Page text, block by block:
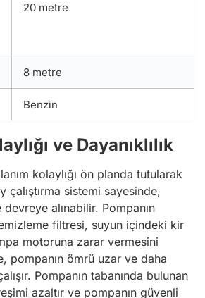
20 metre
8 metre
Benzin
ve Dayanıklılık
kolaylığı ön planda tutularak
çalıştırma sistemi sayesinde,
alınabilir. Pompanın
filtresi, suyun içindeki kir
motoruna zarar vermesini
pompanın ömrü uzar ve daha
Pompanın tabanında bulunan
azaltır ve pompanın güvenli